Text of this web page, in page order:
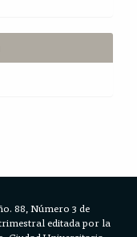
88, Número 3 de
editada por la